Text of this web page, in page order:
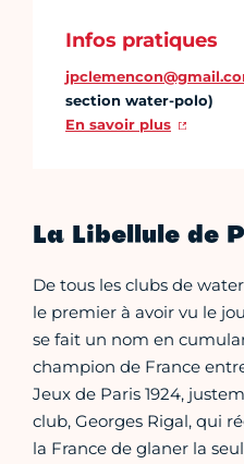
Infos pratiques
section water-polo)
En savoir plus
La Libellule de
De tous les clubs de
le premier à avoir vu le
se fait un nom en
champion de France
Jeux de Paris 1924,
club, Georges Rigal, qui
la France de glaner la